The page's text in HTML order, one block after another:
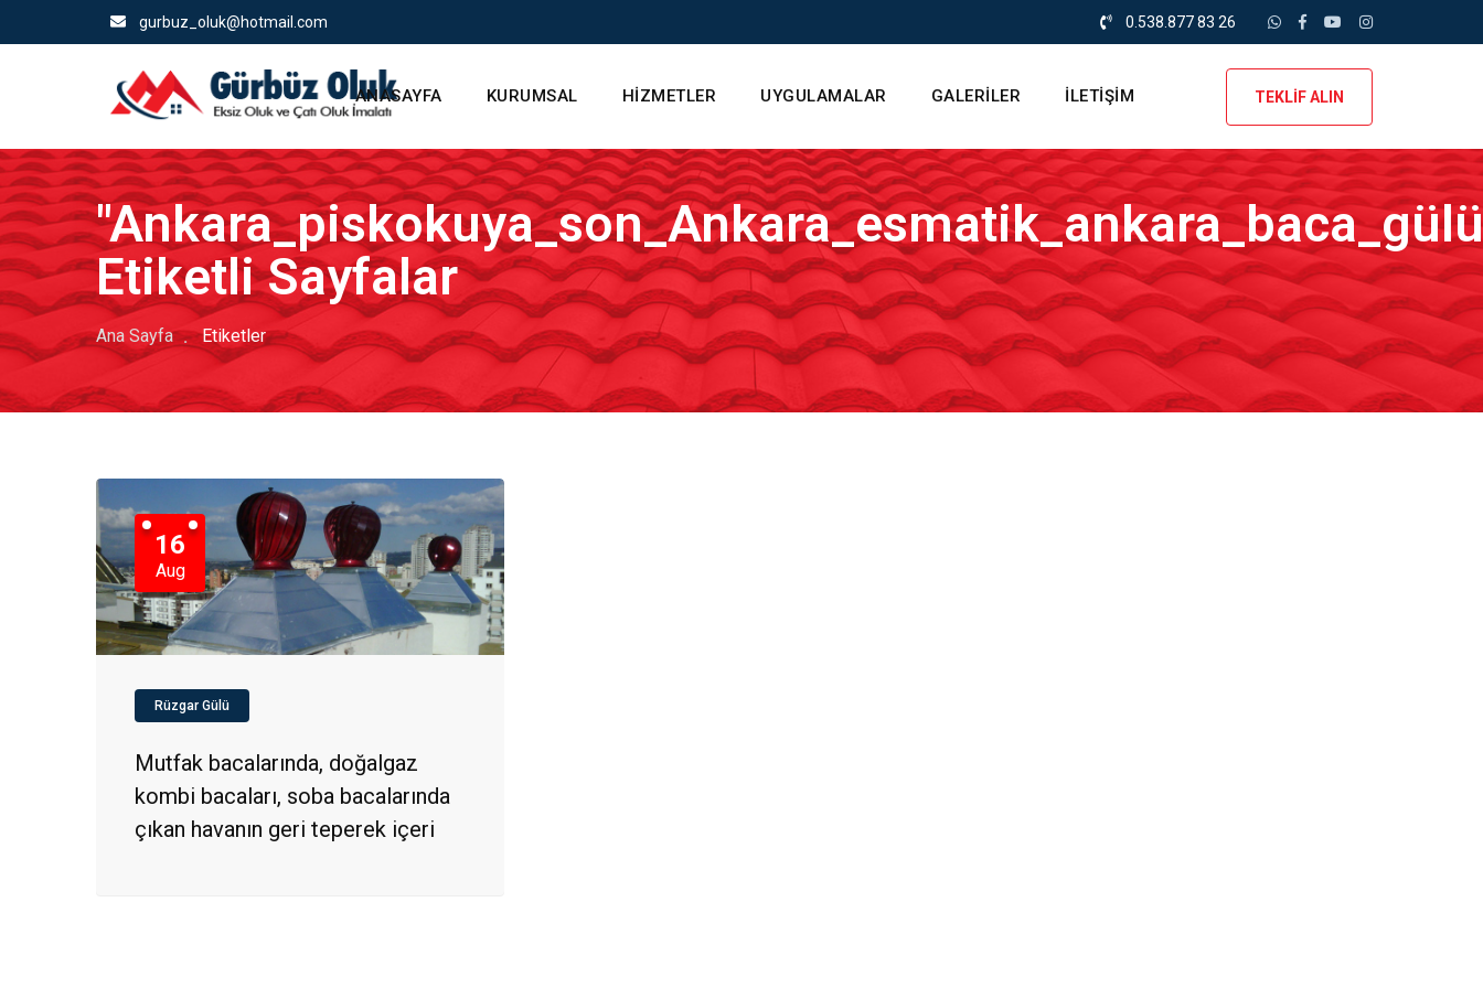
gurbuz_oluk@hotmail.com 0.538.877 83 26
ANASAYFA KURUMSAL HİZMETLER UYGULAMALAR GALERİLER İLETİŞİM TEKLİF ALIN
Etiketli Sayfalar
Ana Sayfa Etiketler
16
Aug
Rüzgar Gülü
Mutfak bacalarında, doğalgaz
kombi bacaları, soba bacalarında
çıkan havanın geri teperek içeri